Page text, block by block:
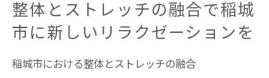
整体とストレッチの融合で稲城
市に新しいリラクゼーションを
稲城市における整体とストレッチの融合